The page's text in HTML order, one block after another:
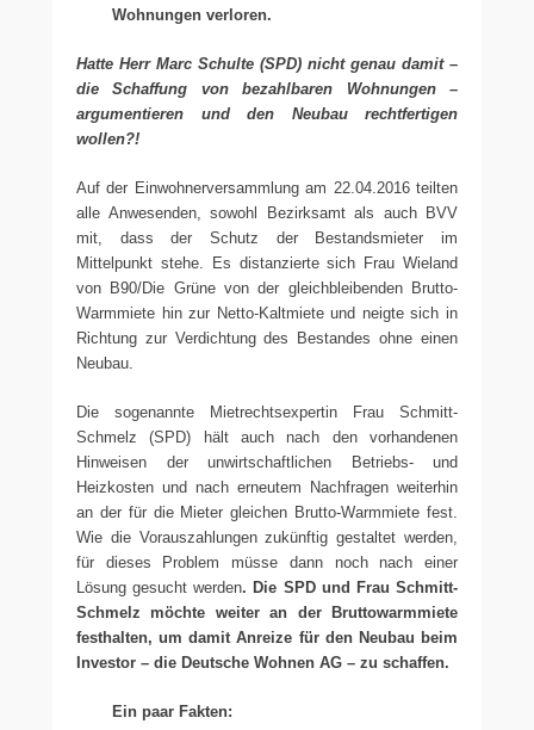
Wohnungen verloren.
Hatte Herr Marc Schulte (SPD) nicht genau damit –
die Schaffung von bezahlbaren Wohnungen –
argumentieren und den Neubau rechtfertigen
wollen?!
Auf der Einwohnerversammlung am 22.04.2016 teilten
alle Anwesenden, sowohl Bezirksamt als auch BVV
mit, dass der Schutz der Bestandsmieter im
Mittelpunkt stehe. Es distanzierte sich Frau Wieland
von B90/Die Grüne von der gleichbleibenden Brutto-
Warmmiete hin zur Netto-Kaltmiete und neigte sich in
Richtung zur Verdichtung des Bestandes ohne einen
Neubau.
Die sogenannte Mietrechtsexpertin Frau Schmitt-
Schmelz (SPD) hält auch nach den vorhandenen
Hinweisen der unwirtschaftlichen Betriebs- und
Heizkosten und nach erneutem Nachfragen weiterhin
an der für die Mieter gleichen Brutto-Warmmiete fest.
Wie die Vorauszahlungen zukünftig gestaltet werden,
für dieses Problem müsse dann noch nach einer
Lösung gesucht werden. Die SPD und Frau Schmitt-
Schmelz möchte weiter an der Bruttowarmmiete
festhalten, um damit Anreize für den Neubau beim
Investor – die Deutsche Wohnen AG – zu schaffen.
Ein paar Fakten: